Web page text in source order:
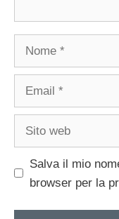
Nome
Email
Sito
Salva il mio
browser per la